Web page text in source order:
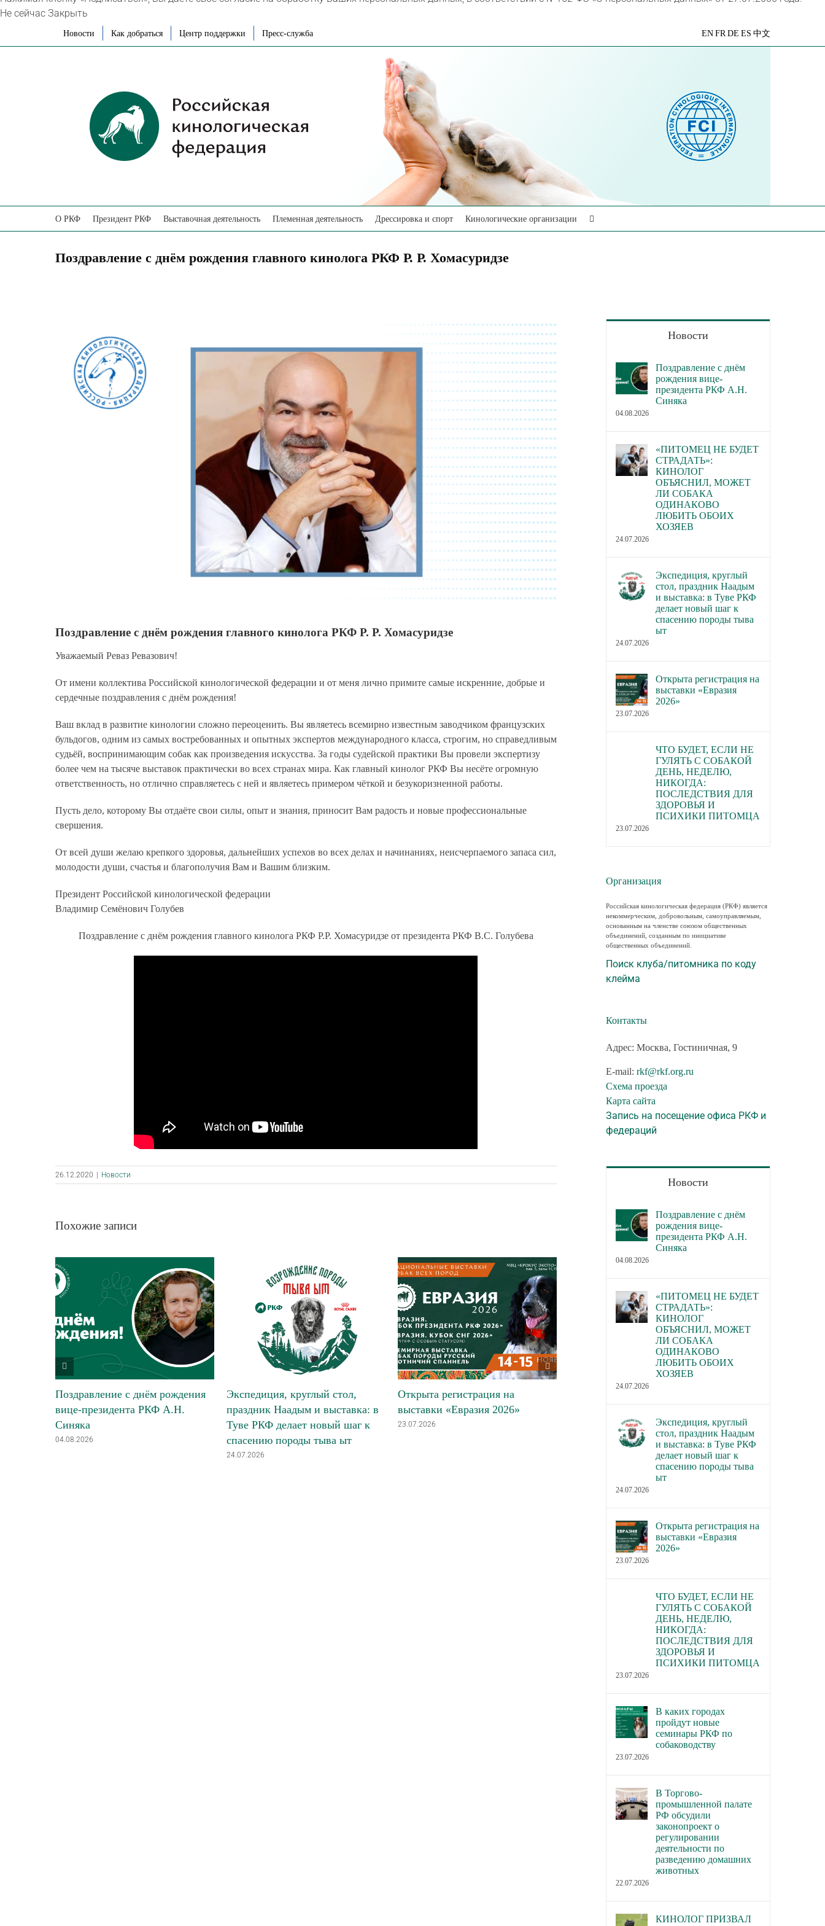
Не сейчас Закрыть
Новости Как добраться Центр поддержки Пресс-служба
Яндекс
EN FR DE ES 中文
О РКФ Президент РКФ Выставочная деятельность Племенная деятельность Дрессировка и спорт Кинологические организации
Поздравление с днём рождения главного кинолога РКФ Р. Р. Хомасуридзе
Image
Поздравление с днём рождения главного кинолога РКФ Р. Р. Хомасуридзе
Уважаемый Реваз Ревазович!
От имени коллектива Российской кинологической федерации и от меня лично примите самые искренние, добрые и
сердечные поздравления с днём рождения!
Ваш вклад в развитие кинологии сложно переоценить. Вы являетесь всемирно известным заводчиком французских
бульдогов, одним из самых востребованных и опытных экспертов международного класса, строгим, но справедливым
судьёй, воспринимающим собак как произведения искусства. За годы судейской практики Вы провели экспертизу
более чем на тысяче выставок практически во всех странах мира. Как главный кинолог РКФ Вы несёте огромную
ответственность, но отлично справляетесь с ней и являетесь примером чёткой и безукоризненной работы.
Пусть дело, которому Вы отдаёте свои силы, опыт и знания, приносит Вам радость и новые профессиональные
свершения.
От всей души желаю крепкого здоровья, дальнейших успехов во всех делах и начинаниях, неисчерпаемого запаса сил,
молодости души, счастья и благополучия Вам и Вашим близким.
Президент Российской кинологической федерации
Владимир Семёнович Голубев
Поздравление с днём рождения главного кинолога РКФ Р.Р. Хомасуридзе от президента РКФ В.С. Голубева
26.12.2020 Новости
Похожие записи
Поздравление с днём рождения
вице-президента РКФ А.Н.
Синяка
04.08.2026
Экспедиция, круглый стол,
праздник Наадым и выставка: в
Туве РКФ делает новый шаг к
спасению породы тыва ыт
24.07.2026
Открыта регистрация на
выставки «Евразия 2026»
23.07.2026
законопроект о
деятельности по
22.07.2026
Новости
Поздравление с днём
рождения вице-
президента РКФ А.Н.
Синяка
04.08.2026
«ПИТОМЕЦ НЕ БУДЕТ
СТРАДАТЬ»:
КИНОЛОГ
ОБЪЯСНИЛ, МОЖЕТ
ЛИ СОБАКА
ОДИНАКОВО
ЛЮБИТЬ ОБОИХ
ХОЗЯЕВ
24.07.2026
Экспедиция, круглый
стол, праздник Наадым
и выставка: в Туве РКФ
делает новый шаг к
спасению породы тыва
ыт
24.07.2026
Открыта регистрация на
выставки «Евразия
2026»
23.07.2026
ЧТО БУДЕТ, ЕСЛИ НЕ
ГУЛЯТЬ С СОБАКОЙ
ДЕНЬ, НЕДЕЛЮ,
НИКОГДА:
ПОСЛЕДСТВИЯ ДЛЯ
ЗДОРОВЬЯ И
ПСИХИКИ ПИТОМЦА
23.07.2026
Организация
Российская кинологическая федерация (РКФ) является
некоммерческим, добровольным, самоуправляемым,
основанным на членстве союзом общественных
объединений, созданным по инициативе
общественных объединений.
Поиск клуба/питомника по коду
клейма
Контакты
Адрес: Москва, Гостиничная, 9
E-mail: rkf@rkf.org.ru
Схема проезда
Карта сайта
Запись на посещение офиса РКФ и
федераций
Новости
Поздравление с днём
рождения вице-
президента РКФ А.Н.
Синяка
04.08.2026
«ПИТОМЕЦ НЕ БУДЕТ
СТРАДАТЬ»:
КИНОЛОГ
ОБЪЯСНИЛ, МОЖЕТ
ЛИ СОБАКА
ОДИНАКОВО
ЛЮБИТЬ ОБОИХ
ХОЗЯЕВ
24.07.2026
Экспедиция, круглый
стол, праздник Наадым
и выставка: в Туве РКФ
делает новый шаг к
спасению породы тыва
ыт
24.07.2026
Открыта регистрация на
выставки «Евразия
2026»
23.07.2026
ЧТО БУДЕТ, ЕСЛИ НЕ
ГУЛЯТЬ С СОБАКОЙ
ДЕНЬ, НЕДЕЛЮ,
НИКОГДА:
ПОСЛЕДСТВИЯ ДЛЯ
ЗДОРОВЬЯ И
ПСИХИКИ ПИТОМЦА
23.07.2026
В каких городах
пройдут новые
семинары РКФ по
собаководству
23.07.2026
В Торгово-
промышленной палате
РФ обсудили
законопроект о
регулировании
деятельности по
разведению домашних
животных
22.07.2026
КИНОЛОГ ПРИЗВАЛ